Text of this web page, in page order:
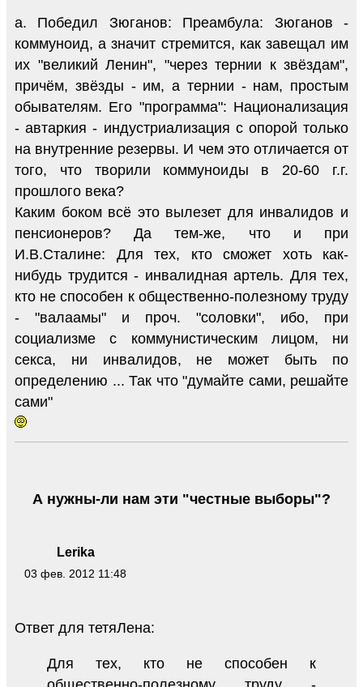
а. Победил Зюганов: Преамбула: Зюганов -
коммуноид, а значит стремится, как завещал им
их "великий Ленин", "через тернии к звёздам",
причём, звёзды - им, а тернии - нам, простым
обывателям. Его "программа": Национализация
- автаркия - индустриализация с опорой только
на внутренние резервы. И чем это отличается от
того, что творили коммуноиды в 20-60 г.г.
прошлого века?
Каким боком всё это вылезет для инвалидов и
пенсионеров? Да тем-же, что и при
И.В.Сталине: Для тех, кто сможет хоть как-
нибудь трудится - инвалидная артель. Для тех,
кто не способен к общественно-полезному труду
- "валаамы" и проч. "соловки", ибо, при
социализме с коммунистическим лицом, ни
секса, ни инвалидов, не может быть по
определению ... Так что "думайте сами, решайте
сами"
Lerika
03 фев. 2012 11:48
А нужны-ли нам эти "честные выборы"?
Ответ для тетяЛена:
Для тех, кто не способен к